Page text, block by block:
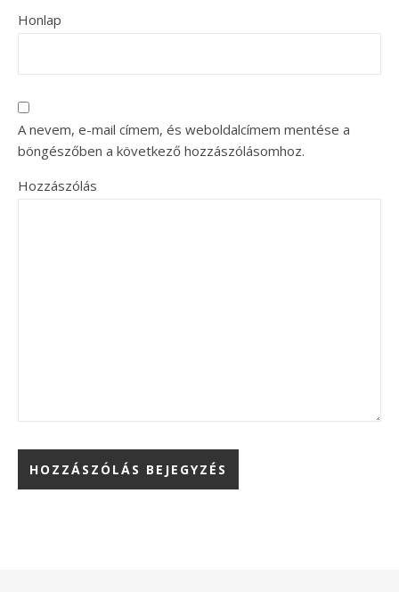
Honlap
A nevem, e-mail címem, és weboldalcímem mentése a
böngészőben a következő hozzászólásomhoz.
Hozzászólás